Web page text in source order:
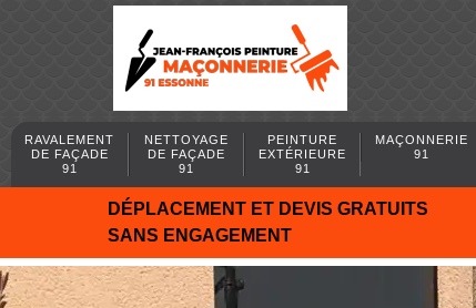
RAVALEMENT
DE FAÇADE
91
NETTOYAGE
DE FAÇADE
91
PEINTURE
EXTÉRIEURE
91
MAÇONNERIE
91
DÉPLACEMENT ET DEVIS GRATUITS
SANS ENGAGEMENT